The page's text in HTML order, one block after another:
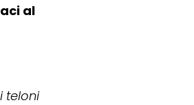
al
teloni